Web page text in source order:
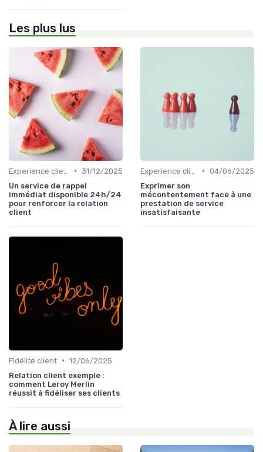
Les plus lus
• 31/12/2025
Un service de rappel
immédiat disponible 24h/24
pour renforcer la relation
client
• 04/06/2025
Exprimer son
mécontentement face à une
prestation de service
insatisfaisante
Fidélité client • 12/06/2025
Relation client exemple :
comment Leroy Merlin
réussit à fidéliser ses clients
À lire aussi